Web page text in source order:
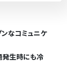
なコミュニケ
発生時にも冷